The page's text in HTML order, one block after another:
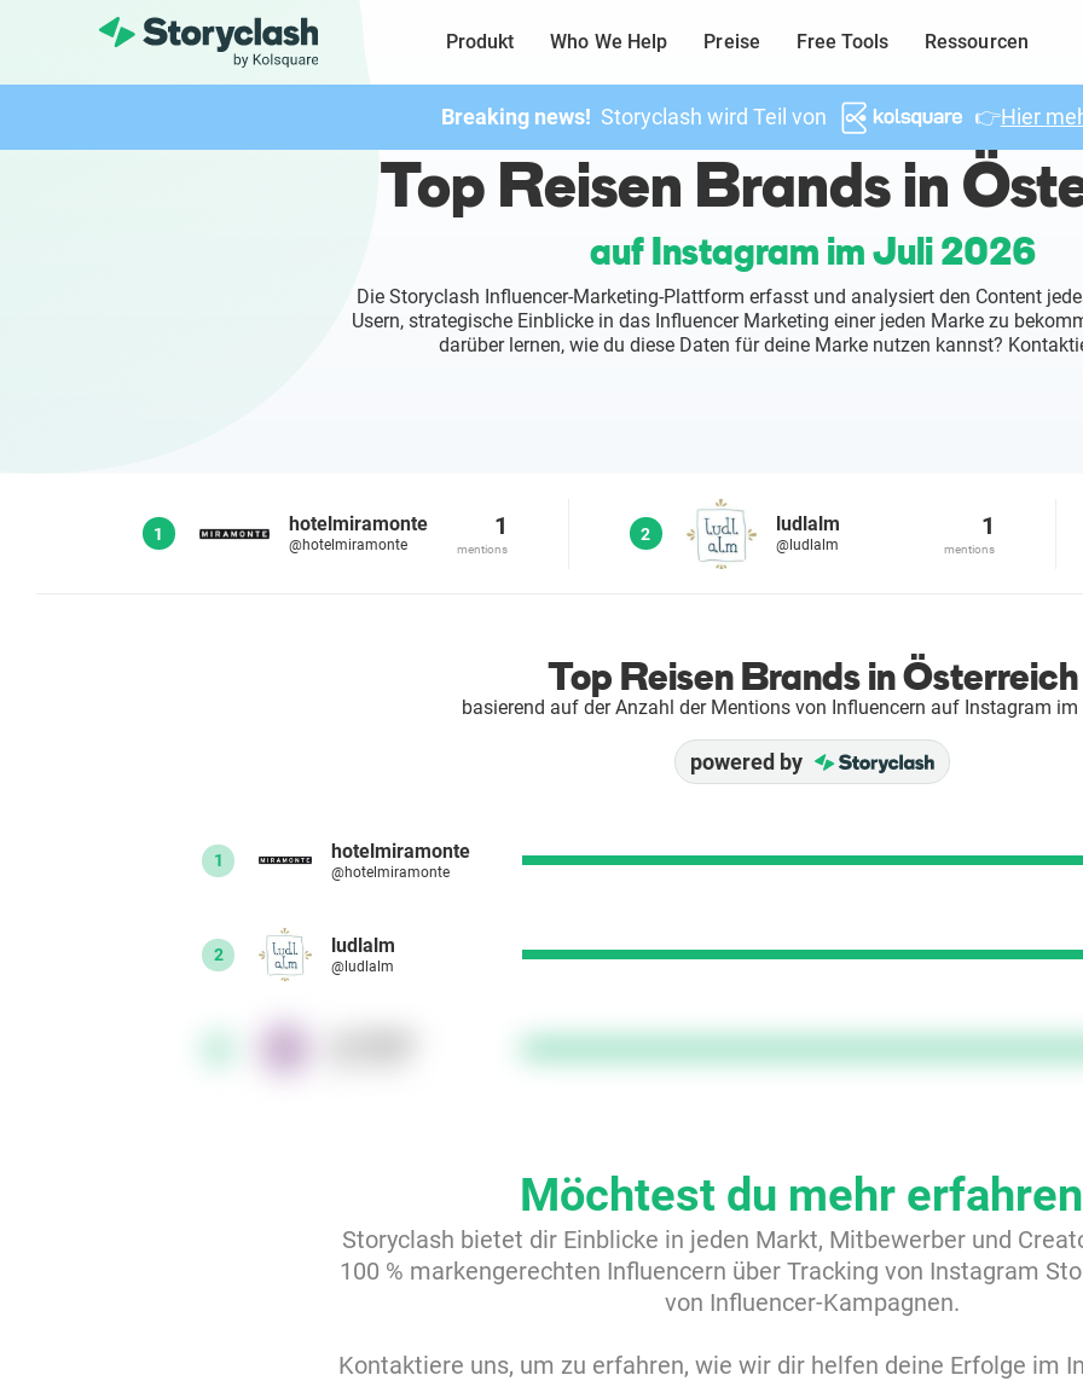
Produkt Who We Help Preise Free Tools Ressourcen
Breaking news! Storyclash wird Teil von 👉Hier
Top Reisen Brands in
auf Instagram im Juli 2026
Die Storyclash Influencer-Marketing-Plattform erfasst und analysiert den Content
Usern, strategische Einblicke in das Influencer Marketing einer jeden Marke zu
darüber lernen, wie du diese Daten für deine Marke nutzen kannst?
1 hotelmiramonte
@hotelmiramonte
1
mentions
2 ludlalm
@ludlalm
1
mentions
Top Reisen Brands in Österreich
basierend auf der Anzahl der Mentions von Influencern auf Instagram
powered by
1 hotelmiramonte
@hotelmiramonte
2 ludlalm
@ludlalm
Möchtest du mehr
Storyclash bietet dir Einblicke in jeden Markt, Mitbewerber und
100 % markengerechten Influencern über Tracking von Instagram
von Influencer-Kampagnen.
Kontaktiere uns, um zu erfahren, wie wir dir helfen deine Erfolge im